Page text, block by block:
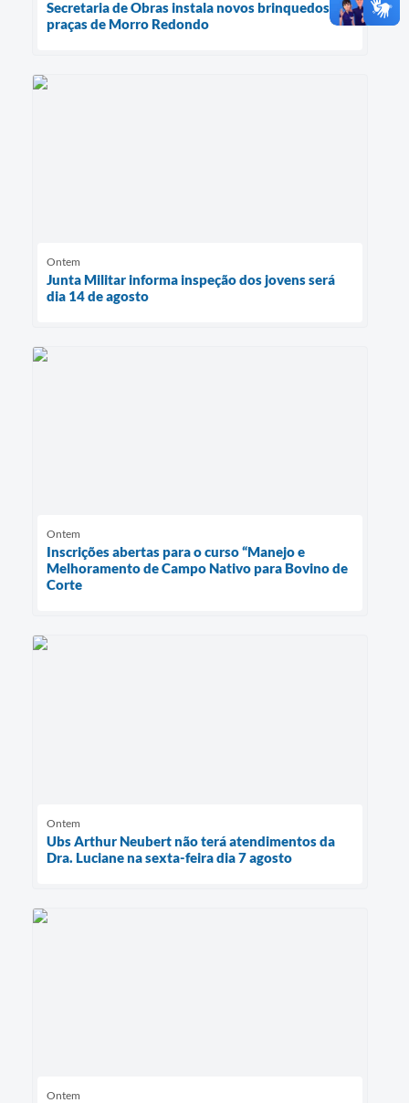
Secretaria de Obras instala novos brinquedos em
praças de Morro Redondo
Ontem
Junta Militar informa inspeção dos jovens será
dia 14 de agosto
Ontem
Inscrições abertas para o curso “Manejo e
Melhoramento de Campo Nativo para Bovino de
Corte
Ontem
Ubs Arthur Neubert não terá atendimentos da
Dra. Luciane na sexta-feira dia 7 agosto
Ontem